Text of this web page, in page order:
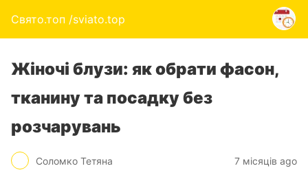
Свято.топ /sviato.top
Жіночі блузи: як обрати фасон,
тканину та посадку без
розчарувань
Соломко Тетяна 7 місяців ago